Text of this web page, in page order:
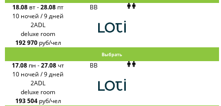
18.08 вт-28.08 пт
10 ночей / 9 дней
BB
2ADL
deluxe room
192 970 руб/чел
Выбрать
17.08 пн -27.08 чт
10 ночей / 9 дней
BB
2ADL
deluxe room
193 504 руб/чел